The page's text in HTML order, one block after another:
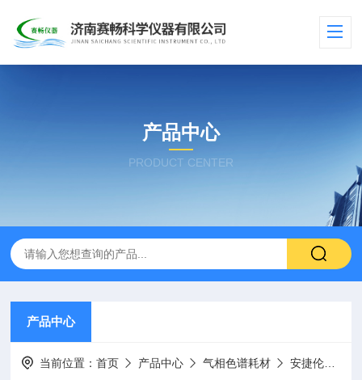
产品中心
PRODUCT CENTER
产品中心
当前位置：首页 产品中心 气相色谱耗材 安捷伦气相耗材